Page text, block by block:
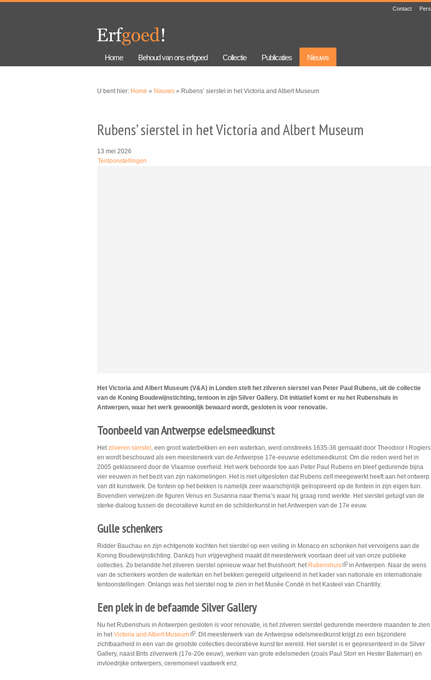
Contact Pers
Home Behoud van ons erfgoed Collectie Publicaties Nieuws
U bent hier: Home » Nieuws » Rubens’ sierstel in het Victoria and Albert Museum
Rubens’ sierstel in het Victoria and Albert Museum
13 mei 2026
Tentoonstellingen
Het Victoria and Albert Museum (V&A) in Londen stelt het zilveren sierstel van Peter Paul Rubens, uit de collectie
van de Koning Boudewijnstichting, tentoon in zijn Silver Gallery. Dit initiatief komt er nu het Rubenshuis in
Antwerpen, waar het werk gewoonlijk bewaard wordt, gesloten is voor renovatie.
Toonbeeld van Antwerpse edelsmeedkunst
Het zilveren sierstel , een groot waterbekken en een waterkan, werd omstreeks 1635-36 gemaakt door Theodoor I Rogiers
en wordt beschouwd als een meesterwerk van de Antwerpse 17e-eeuwse edelsmeedkunst. Om die reden werd het in
2005 geklasseerd door de Vlaamse overheid. Het werk behoorde toe aan Peter Paul Rubens en bleef gedurende bijna
vier eeuwen in het bezit van zijn nakomelingen. Het is niet uitgesloten dat Rubens zelf meegewerkt heeft aan het ontwerp
van dit kunstwerk. De fontein op het bekken is namelijk zeer waarschijnlijk geïnspireerd op de fontein in zijn eigen tuin.
Bovendien verwijzen de figuren Venus en Susanna naar thema’s waar hij graag rond werkte. Het sierstel getuigt van de
sterke dialoog tussen de decoratieve kunst en de schilderkunst in het Antwerpen van de 17e eeuw.
Gulle schenkers
Ridder Bauchau en zijn echtgenote kochten het sierstel op een veiling in Monaco en schonken het vervolgens aan de
Koning Boudewijnstichting. Dankzij hun vrijgevigheid maakt dit meesterwerk voortaan deel uit van onze publieke
collecties. Zo belandde het zilveren sierstel opnieuw waar het thuishoort: het Rubenshuis(link is external)
in Antwerpen. Naar de wens
van de schenkers worden de waterkan en het bekken geregeld uitgeleend in het kader van nationale en internationale
tentoonstellingen. Onlangs was het sierstel nog te zien in het Musée Condé in het Kasteel van Chantilly.
Een plek in de befaamde Silver Gallery
Nu het Rubenshuis in Antwerpen gesloten is voor renovatie, is het zilveren sierstel gedurende meerdere maanden te zien
in het Victoria and Albert Museum(link is external)
. Dit meesterwerk van de Antwerpse edelsmeedkunst krijgt zo een bijzondere
zichtbaarheid in een van de grootste collecties decoratieve kunst ter wereld. Het sierstel is er gepresenteerd in de Silver
Gallery, naast Brits zilverwerk (17e-20e eeuw), werken van grote edelsmeden (zoals Paul Storr en Hester Bateman) en
invloedrijke ontwerpers, ceremonieel vaatwerk enz.